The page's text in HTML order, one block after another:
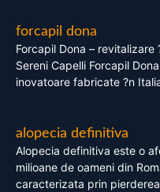
forcapil dona
Forcapil Dona –
Sereni Capelli Forcapil
inovatoare fabricate ?n
alopecia definitiva
Alopecia definitiva este o
milioane de oameni din
caracterizata prin